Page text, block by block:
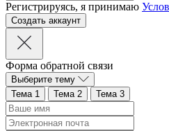
Регистрируясь, я принимаю
Форма обратной связи
Выберите тему
Тема 1
Тема 2 Тема 3